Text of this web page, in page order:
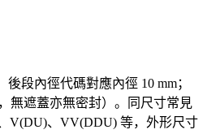
段內徑代碼對應內徑 10 mm；
無遮蓋亦無密封）。同尺寸常見
V(DU)、VV(DDU) 等，外形尺寸